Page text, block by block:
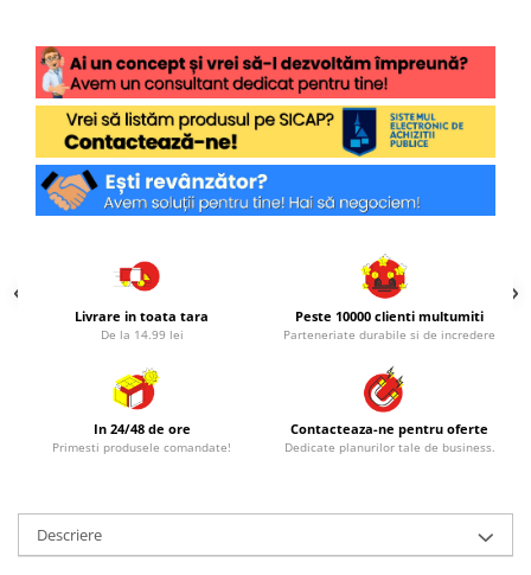
Livrare in toata tara
De la 14.99 lei
Peste 10000 clienti multumiti
Parteneriate durabile si de incredere
In 24/48 de ore
Primesti produsele comandate!
Contacteaza-ne pentru oferte
Dedicate planurilor tale de business.
Descriere